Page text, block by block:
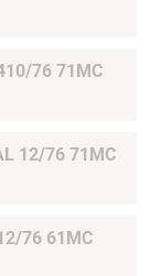
76 71MC
12/76 71MC
76 61MC